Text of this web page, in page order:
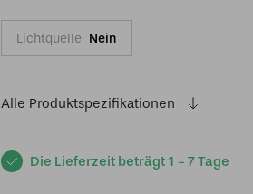
Die Lieferzeit beträgt 1 - 7 Tage
Lichtquelle Nein
Alle Produktspezifikationen